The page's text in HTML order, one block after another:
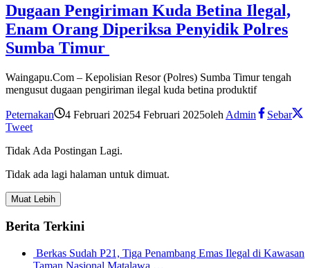
Dugaan Pengiriman Kuda Betina Ilegal,
Enam Orang Diperiksa Penyidik Polres
Sumba Timur
Waingapu.Com – Kepolisian Resor (Polres) Sumba Timur tengah
mengusut dugaan pengiriman ilegal kuda betina produktif
Peternakan 4 Februari 20254 Februari 2025oleh Admin
Sebar
Tweet
Tidak Ada Postingan Lagi.
Tidak ada lagi halaman untuk dimuat.
Muat Lebih
Berita Terkini
Berkas Sudah P21, Tiga Penambang Emas Ilegal di Kawasan